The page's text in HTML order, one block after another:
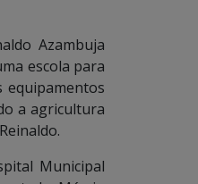
Azambuja
escola para
equipamentos
a agricultura
Municipal